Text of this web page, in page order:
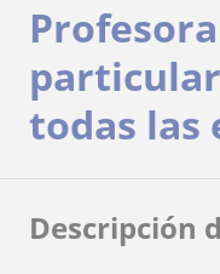
todas las
Descripción